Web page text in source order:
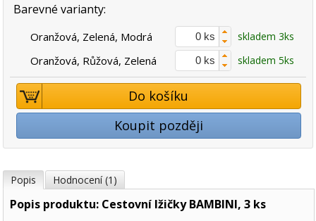
Barevné varianty:
Oranžová, Zelená, Modrá skladem 3ks
Oranžová, Růžová, Zelená skladem 5ks
Do košíku
Koupit později
Popis Hodnocení (1)
Popis produktu: Cestovní lžičky BAMBINI, 3 ks